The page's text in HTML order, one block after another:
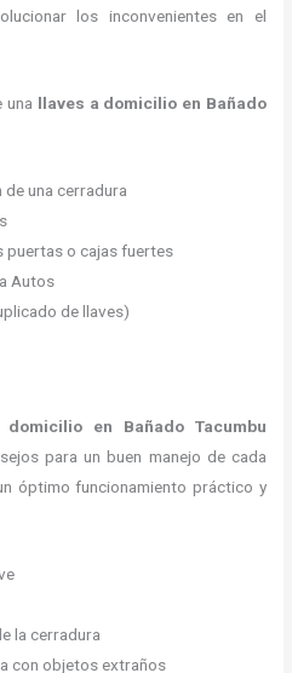
los inconvenientes en el
una llaves a domicilio en Bañado
una cerradura
puertas o cajas fuertes
Autos
de llaves)
en Bañado Tacumbu
para un buen manejo de cada
óptimo funcionamiento práctico y
la cerradura
con objetos extraños